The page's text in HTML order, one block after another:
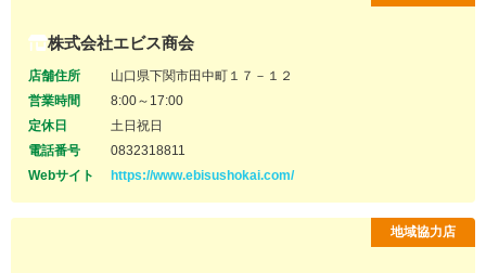
株式会社エビス商会
店舗住所
山口県下関市田中町１７－１２
営業時間
8:00～17:00
定休日
土日祝日
電話番号
0832318811
Webサイト
https://www.ebisushokai.com/
地域協力店